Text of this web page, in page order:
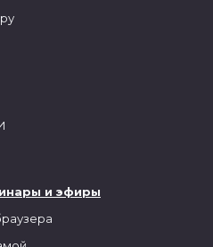
и эфиры